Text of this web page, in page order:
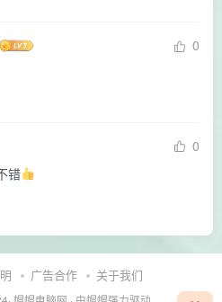
0
0
错
广告合作 关于我们